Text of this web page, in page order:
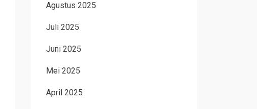
Agustus 2025
Juli 2025
Juni 2025
Mei 2025
April 2025